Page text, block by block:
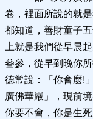
卷，裡面所說的就
都知道，善財童子
上就是我們從早晨
叄參，從早到晚你
德常說：「你會麼!
廣佛華嚴」，現前
你要不會，你是生